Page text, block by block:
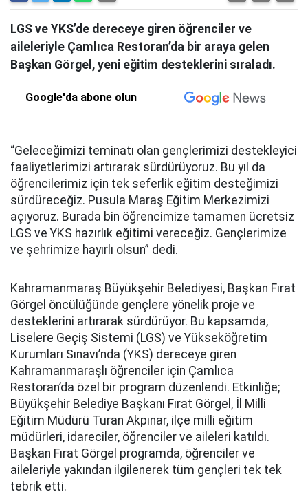
LGS ve YKS’de dereceye giren öğrenciler ve
aileleriyle Çamlıca Restoran’da bir araya gelen
Başkan Görgel, yeni eğitim desteklerini sıraladı.
Google'da abone olun
“Geleceğimizi teminatı olan gençlerimizi destekleyici
faaliyetlerimizi artırarak sürdürüyoruz. Bu yıl da
öğrencilerimiz için tek seferlik eğitim desteğimizi
sürdüreceğiz. Pusula Maraş Eğitim Merkezimizi
açıyoruz. Burada bin öğrencimize tamamen ücretsiz
LGS ve YKS hazırlık eğitimi vereceğiz. Gençlerimize
ve şehrimize hayırlı olsun” dedi.
Kahramanmaraş Büyükşehir Belediyesi, Başkan Fırat
Görgel öncülüğünde gençlere yönelik proje ve
desteklerini artırarak sürdürüyor. Bu kapsamda,
Liselere Geçiş Sistemi (LGS) ve Yükseköğretim
Kurumları Sınavı’nda (YKS) dereceye giren
Kahramanmaraşlı öğrenciler için Çamlıca
Restoran’da özel bir program düzenlendi. Etkinliğe;
Büyükşehir Belediye Başkanı Fırat Görgel, İl Milli
Eğitim Müdürü Turan Akpınar, ilçe milli eğitim
müdürleri, idareciler, öğrenciler ve aileleri katıldı.
Başkan Fırat Görgel programda, öğrenciler ve
aileleriyle yakından ilgilenerek tüm gençleri tek tek
tebrik etti.